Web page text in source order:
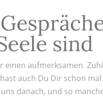
sind
einen aufmerksamen
auch Du Dir schon
danach, und so